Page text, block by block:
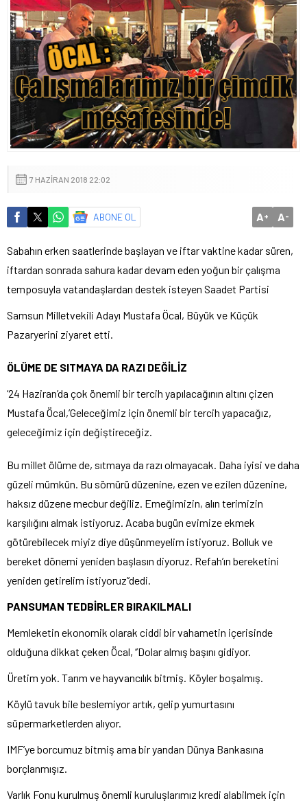
7 HAZIRAN 2018 22:02
ABONE OL A+ A-
Sabahın erken saatlerinde başlayan ve iftar vaktine kadar süren,
iftardan sonrada sahura kadar devam eden yoğun bir çalışma
temposuyla vatandaşlardan destek isteyen Saadet Partisi
Samsun Milletvekili Adayı Mustafa Öcal, Büyük ve Küçük
Pazaryerini ziyaret etti.
ÖLÜME DE SITMAYA DA RAZI DEĞİLİZ
‘24 Haziran’da çok önemli bir tercih yapılacağının altını çizen
Mustafa Öcal,’Geleceğimiz için önemli bir tercih yapacağız,
geleceğimiz için değiştireceğiz.
Bu millet ölüme de, sıtmaya da razı olmayacak. Daha iyisi ve daha
güzeli mümkün. Bu sömürü düzenine, ezen ve ezilen düzenine,
haksız düzene mecbur değiliz. Emeğimizin, alın terimizin
karşılığını almak istiyoruz. Acaba bugün evimize ekmek
götürebilecek miyiz diye düşünmeyelim istiyoruz. Bolluk ve
bereket dönemi yeniden başlasın diyoruz. Refah’ın bereketini
yeniden getirelim istiyoruz’’dedi.
PANSUMAN TEDBİRLER BIRAKILMALI
Memleketin ekonomik olarak ciddi bir vahametin içerisinde
olduğuna dikkat çeken Öcal, ‘’Dolar almış başını gidiyor.
Üretim yok. Tarım ve hayvancılık bitmiş. Köyler boşalmış.
Köylü tavuk bile beslemiyor artık, gelip yumurtasını
süpermarketlerden alıyor.
IMF’ye borcumuz bitmiş ama bir yandan Dünya Bankasına
borçlanmışız.
Varlık Fonu kurulmuş önemli kuruluşlarımız kredi alabilmek için